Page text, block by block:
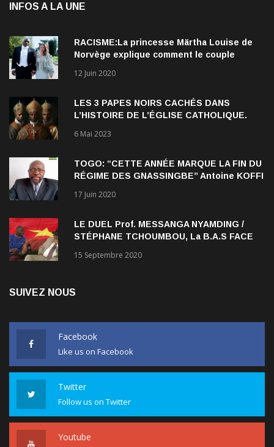
INFOS A LA UNE
RACISME:La princesse Märtha Louise de
Norvège explique comment le couple
Verrett lui a ouvert les yeux sur le racisme
12 Juin 2020
LES 3 PAPES NOIRS CACHÉS DANS
L’HISTOIRE DE L’ÉGLISE CATHOLIQUE.
6 Mai 2023
TOGO: “CETTE ANNÉE MARQUE LA FIN DU
RÉGIME DES GNASSINGBE” Antoine KOFFI
17 Juin 2020
LE DUEL Prof. MESSANGA NYAMDING /
STÉPHANE TCHOUMBOU, La B.A.S FACE
15 Septembre 2020
SUIVEZ NOUS
Facebook
Like us on Facebook
Twitter
Follow us on Twitter
Youtube